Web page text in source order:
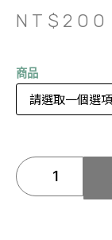
NT$ 200
商品